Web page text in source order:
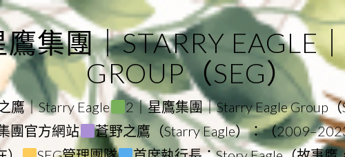
集團｜STARRY EAGLE
GROUP（SEG）
鷹｜Starry Eagle 2｜星鷹集團｜Starry Eagle Group（
團官方網站
蒼野之鷹（Starry Eagle）：（